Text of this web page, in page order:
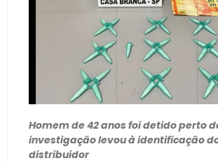
Homem de 42 anos foi detido perto
investigação levou à identificação
distribuidor